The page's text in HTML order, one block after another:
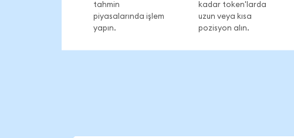
tahmin
piyasalarında işlem
yapın.
kadar token'larda
uzun veya kısa
pozisyon alın.